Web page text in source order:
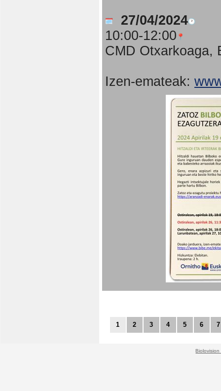
27/04/2024
10:00-12:00
CMD Otxarkoaga,
Izen-emateak:
1 2 3 4 5 6 7
Biolovision